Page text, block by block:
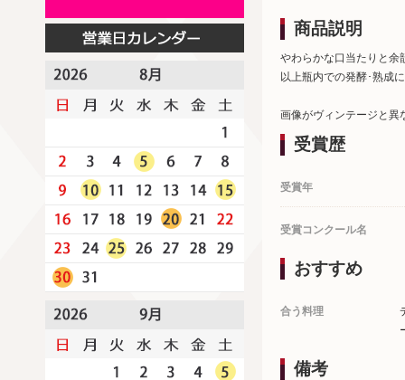
商品説明
やわらかな口当たりと余
以上瓶内での発酵･熟成
画像がヴィンテージと異
受賞歴
受賞年
受賞コンクール名
おすすめ
合う料理
備考